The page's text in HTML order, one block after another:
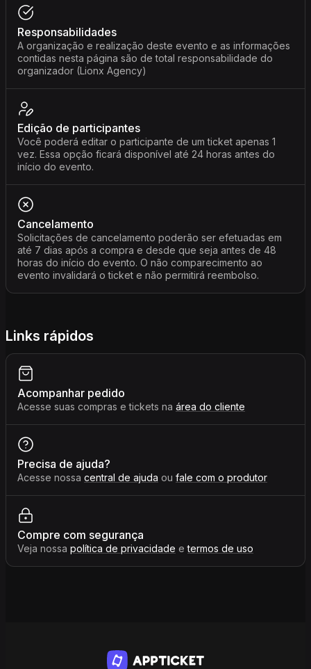
Responsabilidades
A organização e realização deste evento e as informações
contidas nesta página são de total responsabilidade do
organizador (Lionx Agency)
Edição de participantes
Você poderá editar o participante de um ticket apenas 1
vez. Essa opção ficará disponível até 24 horas antes do
início do evento.
Cancelamento
Solicitações de cancelamento poderão ser efetuadas em
até 7 dias após a compra e desde que seja antes de 48
horas do início do evento. O não comparecimento ao
evento invalidará o ticket e não permitirá reembolso.
Links rápidos
Acompanhar pedido
Acesse suas compras e tickets na área do cliente
Precisa de ajuda?
Acesse nossa central de ajuda ou fale com o produtor
Compre com segurança
Veja nossa política de privacidade etermos de uso